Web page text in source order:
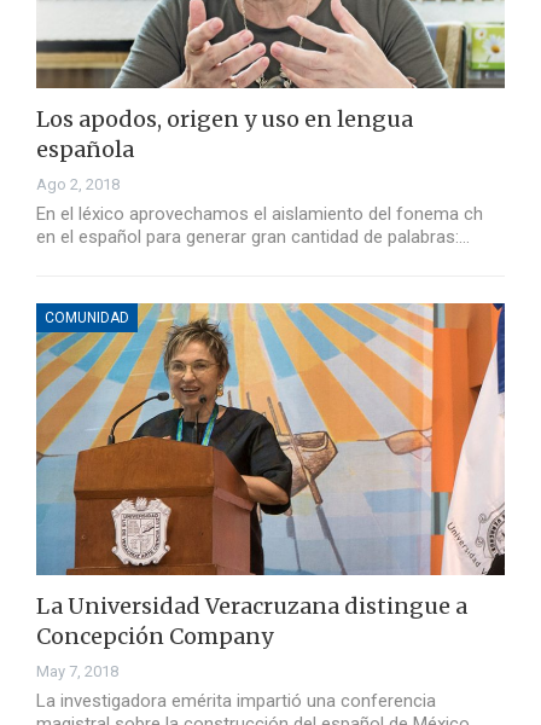
Los apodos, origen y uso en lengua
española
Ago 2, 2018
En el léxico aprovechamos el aislamiento del fonema ch
en el español para generar gran cantidad de palabras:…
COMUNIDAD
La Universidad Veracruzana distingue a
Concepción Company
May 7, 2018
La investigadora emérita impartió una conferencia